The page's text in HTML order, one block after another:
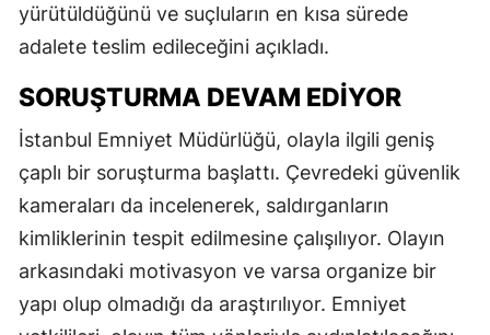
yürütüldüğünü ve suçluların en kısa sürede
adalete teslim edileceğini açıkladı.
SORUŞTURMA DEVAM EDIYOR
İstanbul Emniyet Müdürlüğü, olayla ilgili geniş
çaplı bir soruşturma başlattı. Çevredeki güvenlik
kameraları da incelenerek, saldırganların
kimliklerinin tespit edilmesine çalışılıyor. Olayın
arkasındaki motivasyon ve varsa organize bir
yapı olup olmadığı da araştırılıyor. Emniyet